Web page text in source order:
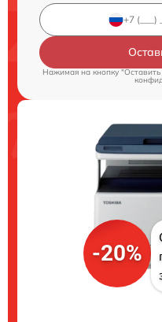
Нажимая на кнопку
-20%